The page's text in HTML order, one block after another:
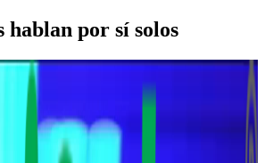
hablan por sí solos